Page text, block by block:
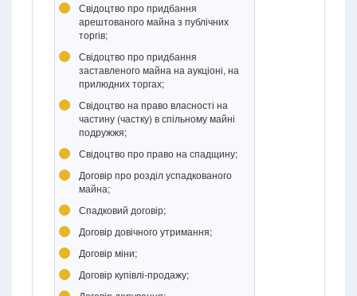
Свідоцтво про придбання
арештованого майна з публічних
торгів;
Свідоцтво про придбання
заставленого майна на аукціоні, на
прилюдних торгах;
Свідоцтво на право власності на
частину (частку) в спільному майні
подружжя;
Свідоцтво про право на спадщину;
Договір про розділ успадкованого
майна;
Спадковий договір;
Договір довічного утримання;
Договір міни;
Договір купівлі-продажу;